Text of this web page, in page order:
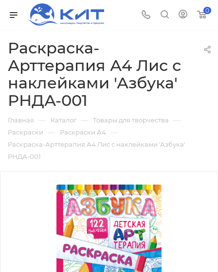
0
Раскраска-
Арттерапия А4 Лис с
наклейками 'Азбука'
РНДА-001
Главная — Каталог — Товары для творчества —
Раскраски — Раскраски А4 —
Раскраска-Арттерапия А4 Лис с наклейками 'Азбука'
РНДА-001